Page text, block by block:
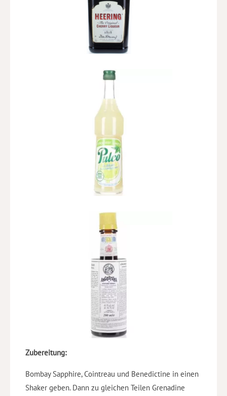
Zubereitung:
Bombay Sapphire, Cointreau und Benedictine in einen
Shaker geben. Dann zu gleichen Teilen Grenadine